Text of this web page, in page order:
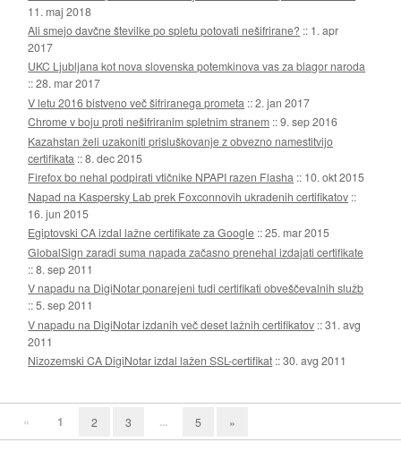
11. maj 2018
Ali smejo davčne številke po spletu potovati nešifrirane? :: 1. apr
2017
UKC Ljubljana kot nova slovenska potemkinova vas za blagor naroda
::28. mar 2017
V letu 2016 bistveno več šifriranega prometa ::2. jan 2017
Chrome v boju proti nešifriranim spletnim stranem ::9. sep 2016
Kazahstan želi uzakoniti prisluškovanje z obvezno namestitvijo
certifikata ::8. dec 2015
Firefox bo nehal podpirati vtičnike NPAPI razen Flasha :: 10. okt 2015
Napad na Kaspersky Lab prek Foxconnovih ukradenih certifikatov ::
16. jun 2015
Egiptovski CA izdal lažne certifikate za Google ::25. mar 2015
GlobalSign zaradi suma napada začasno prenehal izdajati certifikate
::8. sep 2011
V napadu na DigiNotar ponarejeni tudi certifikati obveščevalnih služb
::5. sep 2011
V napadu na DigiNotar izdanih več deset lažnih certifikatov ::31. avg
2011
Nizozemski CA DigiNotar izdal lažen SSL-certifikat ::30. avg 2011
« 1 2 3 ... 5 »